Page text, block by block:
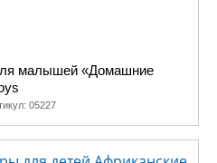
малышей «Домашние
05227